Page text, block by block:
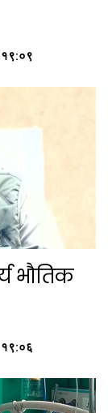
१९:०९
भौतिक
१९:०६